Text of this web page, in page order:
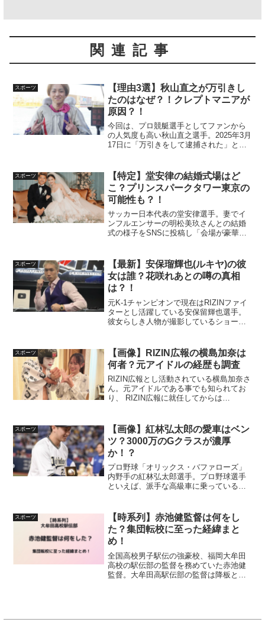
関連記事
スポーツ
【理由3選】秋山直之が万引きし
たのはなぜ？！クレプトマニアが
原因？！
今回は、プロ競艇選手としてファンから
の人気度も高い秋山直之選手。2025年3月
17日に「万引きをして逮捕された」と報
手が、なぜ万引きをしてしまったのか気
になる声も多いよ...
スポーツ
【特定】堂安律の結婚式場はど
こ？プリンスパークタワー東京の
可能性も？！
サッカー日本代表の堂安律選手。妻でイ
ンフルエンサーの明松美玖さんとの結婚
式の様子をSNSに投稿し「会場が豪華す
場はどこ？小栗旬、さんまさんとの関係
性は？についてまとめて...
スポーツ
【最新】安保瑠輝也(ルキヤ)の彼
女は誰？花咲れあとの噂の真相
は？！
元K-1チャンピオンで現在はRIZINファイ
ターとし活躍している安保留輝也選手。
彼女らしき人物が撮影しているショート
也の彼女は誰なのか「花咲れあ」なので
は？と噂されてい...
スポーツ
【画像】RIZIN広報の横島加奈は
何者？元アイドルの経歴も調査
RIZIN広報とし活動されている横島加奈さ
ん。元アイドルである事でも知られてお
り、 RIZIN広報に就任してからは
横島加奈さんのプロフィールや経歴をま
とめていきま...
スポーツ
【画像】紅林弘太郎の愛車はベン
ツ？3000万のGクラスが濃厚
か！？
プロ野球「オリックス・バファローズ」
内野手の紅林弘太郎選手。プロ野球選手
といえば、派手な高級車に乗っている選
方もいるのではないでしょうか。この記
事では紅林弘太郎選手の愛...
スポーツ
【時系列】赤池健監督は何をし
た？集団転校に至った経緯まと
め！
全国高校男子駅伝の強豪校、福岡大牟田
高校の駅伝部の監督を務めていた赤池健
監督。大牟田高駅伝部の監督は降板とな